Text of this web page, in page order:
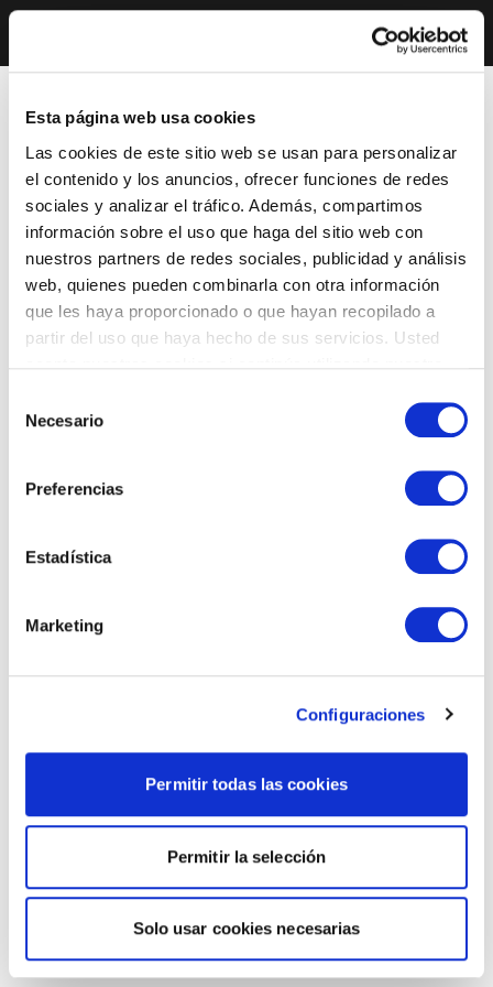
Esta página web usa cookies
Las cookies de este sitio web se usan para personalizar
el contenido y los anuncios, ofrecer funciones de redes
sociales y analizar el tráfico. Además, compartimos
información sobre el uso que haga del sitio web con
nuestros partners de redes sociales, publicidad y análisis
web, quienes pueden combinarla con otra información
que les haya proporcionado o que hayan recopilado a
partir del uso que haya hecho de sus servicios. Usted
Necesario
Preferencias
Estadística
Marketing
Configuraciones
Permitir todas las cookies
Permitir la selección
Solo usar cookies necesarias